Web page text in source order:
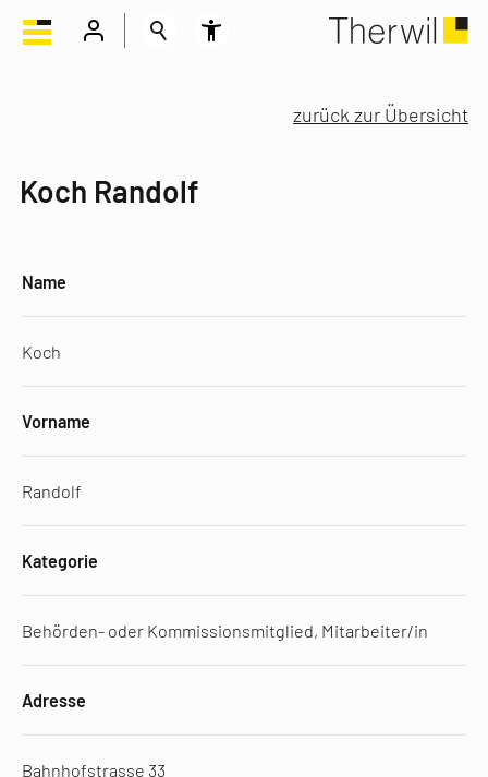
zurück zur Übersicht
Koch Randolf
Name
Koch
Vorname
Randolf
Kategorie
Behörden- oder Kommissionsmitglied, Mitarbeiter/in
Adresse
Bahnhofstrasse 33